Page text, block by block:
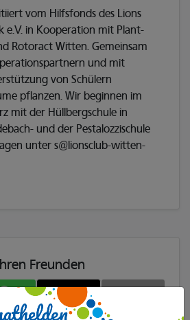
vom Hilfsfonds des Lions
e.V. in Kooperation mit Plant-
Rotoract Witten. Gemeinsam
und mit
von Schülern
pflanzen. Wir beginnen im
mit der Hüllbergschule in
und der Pestalozzischule
unter s@lionsclub-witten-
Freunden
𝕏